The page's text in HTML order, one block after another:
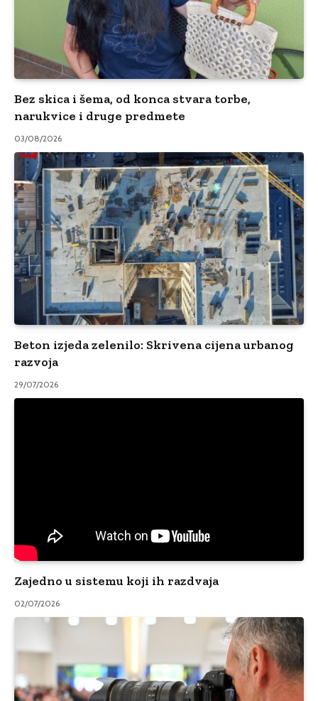
Bez skica i šema, od konca stvara torbe,
narukvice i druge predmete
03/08/2026
Beton izjeda zelenilo: Skrivena cijena urbanog
razvoja
29/07/2026
Zajedno u sistemu koji ih razdvaja
02/07/2026